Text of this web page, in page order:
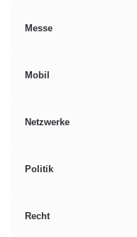
Messe
Mobil
Netzwerke
Politik
Recht